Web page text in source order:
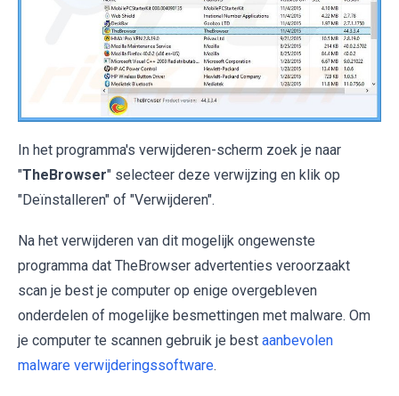
In het programma's verwijderen-scherm zoek je naar
"TheBrowser" selecteer deze verwijzing en klik op
"Deïnstalleren" of "Verwijderen".
Na het verwijderen van dit mogelijk ongewenste
programma dat TheBrowser advertenties veroorzaakt
scan je best je computer op enige overgebleven
onderdelen of mogelijke besmettingen met malware. Om
je computer te scannen gebruik je best aanbevolen
malware verwijderingssoftware.